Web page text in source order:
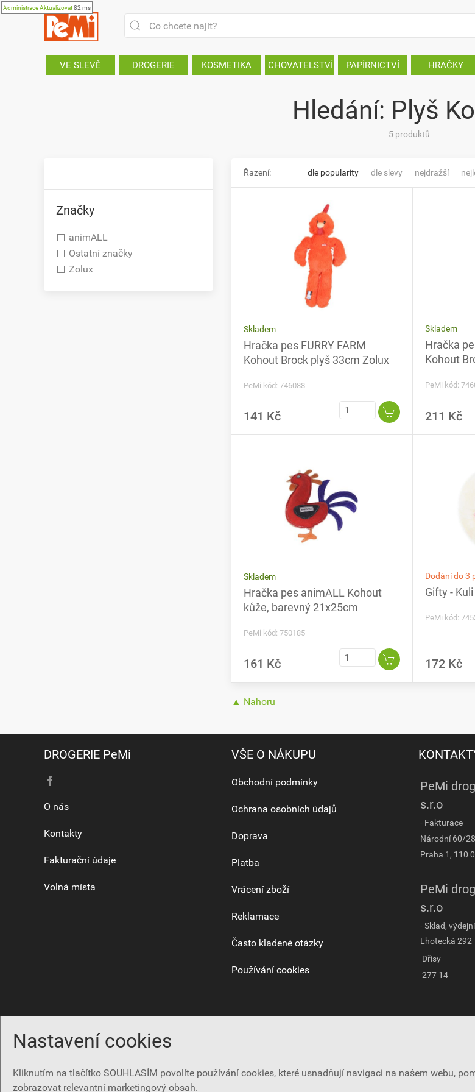
AdministraceAktualizovat82 ms
Nastavení cookies
Kliknutím na tlačítko SOUHLASÍM povolíte používání cookies, které usnadňují navigaci na našem webu,
zobrazovat relevantní marketingový obsah.
VE SLEVĚ DROGERIE KOSMETIKA CHOVATELSTVÍ PAPÍRNICTVÍ HRAČKY
Hledání: Plyš
5 produktů
Značky
animALL
Ostatní značky
Zolux
Řazení: dle popularity dle slevy nejdražší
Skladem
Hračka pes FURRY FARM
Kohout Brock plyš 33cm Zolux
PeMi kód: 746088
141 Kč
Skladem
Hračka
Kohout
PeMi kód:
211 Kč
Skladem
Hračka pes animALL Kohout
kůže, barevný 21x25cm
PeMi kód: 750185
161 Kč
Dodání do 3
Gifty -
PeMi kód:
172 Kč
▲ Nahoru
DROGERIE PeMi
O nás
Kontakty
Fakturační údaje
Volná místa
VŠE O NÁKUPU
Obchodní podmínky
Ochrana osobních údajů
Doprava
Platba
Vrácení zboží
Reklamace
Často kladené otázky
Používání cookies
PeMi
s.r.o
- Fakturace
Národní 60/
Praha 1, 110
PeMi
s.r.o
- Sklad,
Lhotecká 292
Dřísy
277 14